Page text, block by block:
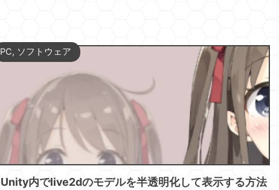
PC, ソフトウェア
Unity内でlive2dのモデルを半透明化して表示する方法